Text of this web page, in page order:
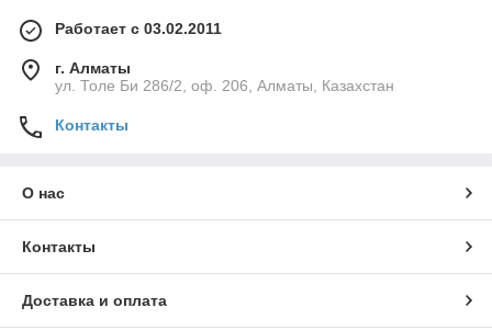
Работает с 03.02.2011
г. Алматы
ул. Толе Би 286/2, оф. 206, Алматы, Казахстан
Контакты
О нас
Контакты
Доставка и оплата